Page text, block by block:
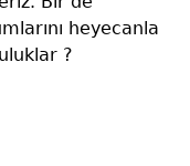
heyecanla
?